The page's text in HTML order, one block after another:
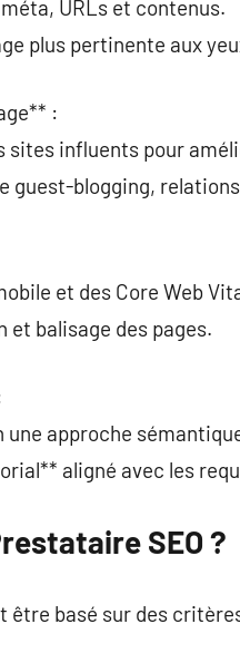
URLs et contenus.
plus pertinente aux
:
sites influents pour
guest-blogging,
et des Core Web
balisage des pages.
une approche
aligné avec les
SEO ?
être basé sur des